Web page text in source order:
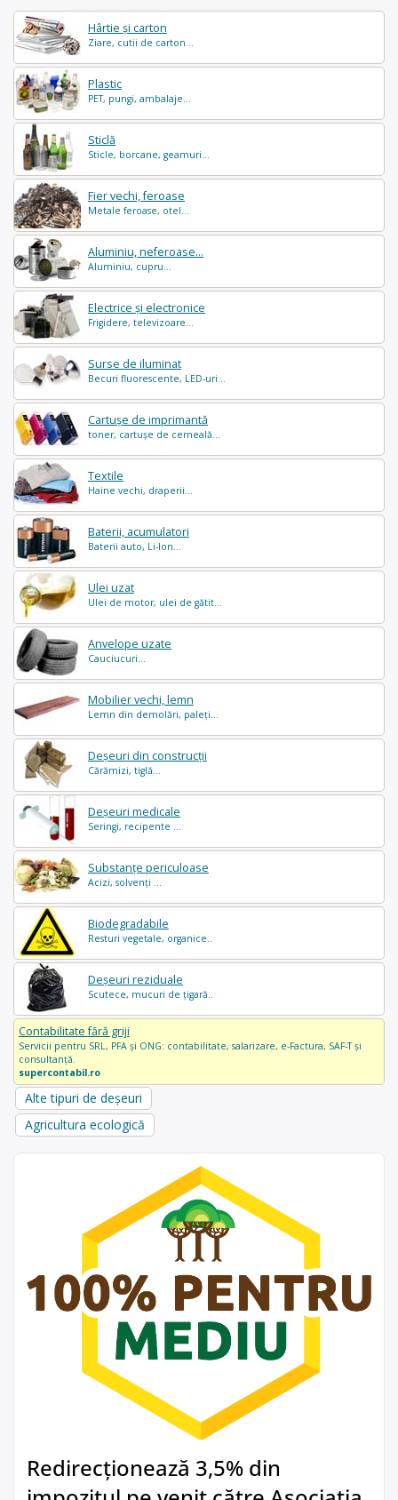
Hârtie și carton
Ziare, cutii de carton...
Plastic
PET, pungi, ambalaje...
Sticlă
Sticle, borcane, geamuri...
Fier vechi, feroase
Metale feroase, otel...
Aluminiu, neferoase...
Aluminiu, cupru...
Electrice și electronice
Frigidere, televizoare...
Surse de iluminat
Becuri fluorescente, LED-uri...
Cartușe de imprimantă
toner, cartușe de cerneală...
Textile
Haine vechi, draperii...
Baterii, acumulatori
Baterii auto, Li-Ion...
Ulei uzat
Ulei de motor, ulei de gătit...
Anvelope uzate
Cauciucuri...
Mobilier vechi, lemn
Lemn din demolări, paleți...
Deșeuri din construcții
Cărămizi, tiglă...
Deșeuri medicale
Seringi, recipente ...
Substanțe periculoase
Acizi, solvenți ...
Biodegradabile
Resturi vegetale, organice..
Deșeuri reziduale
Scutece, mucuri de țigară..
Contabilitate fără griji
Servicii pentru SRL, PFA și ONG: contabilitate, salarizare, e-Factura, SAF-T și
consultanță.
supercontabil.ro
Alte tipuri de deșeuri
Agricultura ecologică
Redirecționează 3,5% din